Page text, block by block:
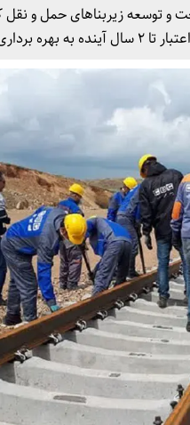
و توسعه زیربناهای حمل و